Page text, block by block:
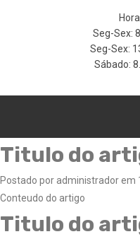
Seg-Sex:
Seg-Sex:
Sábado:
Titulo do
Postado por administrador
Conteudo do artigo
Titulo do